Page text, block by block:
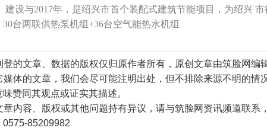
建设与2017年，是绍兴市首个装配式建筑节能项目，为绍兴
台两联供热泵机组+36台空气能热水机组
登的文章、数据的版权仅归原作者所有，原创文章由筑脸网编
媒体的文章，我们会尽可能注明出处，但不排除来源不明的
赞同其观点或证实其描述。
章内容、版权或其他问题持有异议，请与筑脸网资讯频道联系
0575-85209982